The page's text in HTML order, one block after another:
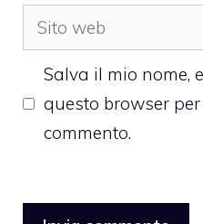
Sito
web
Salva il mio nome,
questo browser
commento.